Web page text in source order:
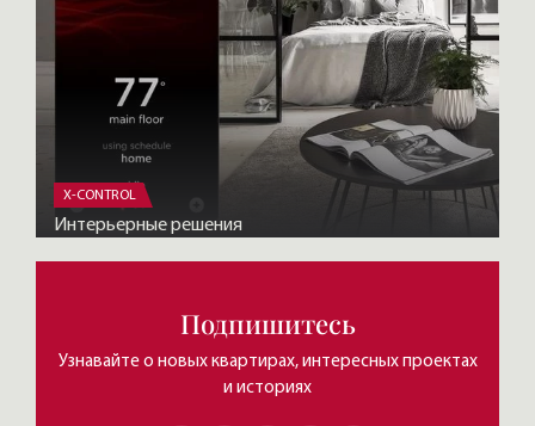
X-CONTROL
Интерьерные решения
Подпишитесь
Узнавайте о новых квартирах, интересных проектах
и историях